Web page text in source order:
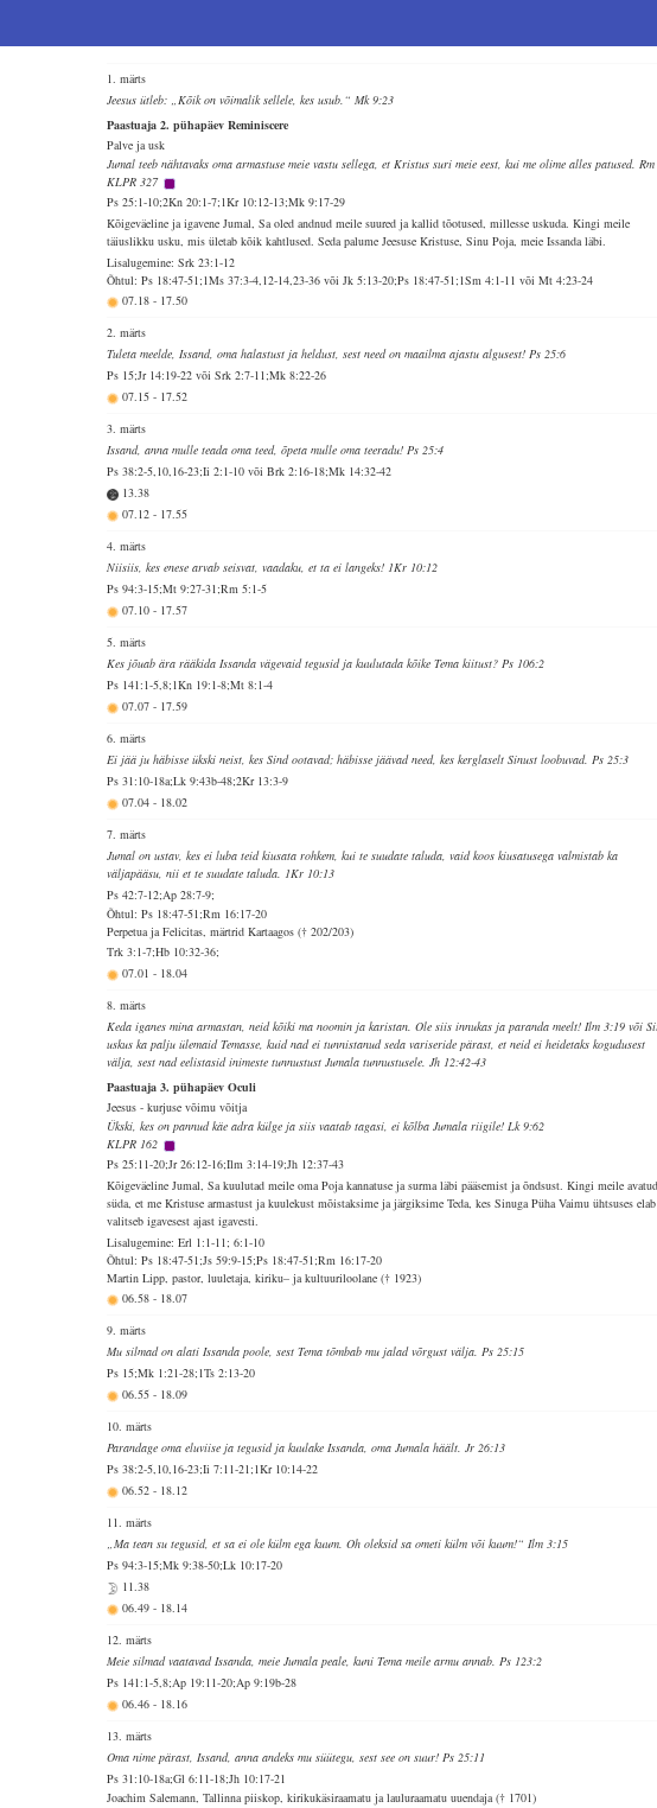
1. märts
Jeesus ütleb: „Kõik on võimalik sellele, kes usub.“ Mk 9:23
Paastuaja 2. pühapäev Reminiscere
Palve ja usk
Jumal teeb nähtavaks oma armastuse meie vastu sellega, et Kristus suri meie eest, kui me olime alles patused.
KLPR 327
Ps 25:1-10;2Kn 20:1-7;1Kr 10:12-13;Mk 9:17-29
Kõigeväeline ja igavene Jumal, Sa oled andnud meile suured ja kallid tõotused, millesse uskuda. Kingi meile
täiuslikku usku, mis ületab kõik kahtlused. Seda palume Jeesuse Kristuse, Sinu Poja, meie Issanda läbi.
Lisalugemine: Srk 23:1-12
Õhtul: Ps 18:47-51;1Ms 37:3-4,12-14,23-36 või Jk 5:13-20;Ps 18:47-51;1Sm 4:1-11 või Mt 4:23-24
07.18- 17.50
2. märts
Tuleta meelde, Issand, oma halastust ja heldust, sest need on maailma ajastu algusest! Ps 25:6
Ps 15;Jr 14:19-22 või Srk 2:7-11;Mk 8:22-26
07.15- 17.52
3. märts
Issand, anna mulle teada oma teed, õpeta mulle oma teeradu! Ps 25:4
Ps 38:2-5,10,16-23;Ii 2:1-10 või Brk 2:16-18;Mk 14:32-42
13.38
07.12- 17.55
4. märts
Niisiis, kes enese arvab seisvat, vaadaku, et ta ei langeks! 1Kr 10:12
Ps 94:3-15;Mt 9:27-31;Rm 5:1-5
07.10- 17.57
5. märts
Kes jõuab ära rääkida Issanda vägevaid tegusid ja kuulutada kõike Tema kiitust? Ps 106:2
Ps 141:1-5,8;1Kn 19:1-8;Mt 8:1-4
07.07- 17.59
6. märts
Ei jää ju häbisse ükski neist, kes Sind ootavad; häbisse jäävad need, kes kerglaselt Sinust loobuvad. Ps 25:3
Ps 31:10-18a;Lk 9:43b-48;2Kr 13:3-9
07.04- 18.02
7. märts
Jumal on ustav, kes ei luba teid kiusata rohkem, kui te suudate taluda, vaid koos kiusatusega valmistab ka
väljapääsu, nii et te suudate taluda. 1Kr 10:13
Ps 42:7-12;Ap 28:7-9;
Õhtul: Ps 18:47-51;Rm 16:17-20
Perpetua ja Felicitas, märtrid Kartaagos († 202/203)
Trk 3:1-7;Hb 10:32-36;
07.01- 18.04
8. märts
Keda iganes mina armastan, neid kõiki ma noomin ja karistan. Ole siis innukas ja paranda meelt! Ilm 3:19 või
uskus ka palju ülemaid Temasse, kuid nad ei tunnistanud seda variseride pärast, et neid ei heidetaks kogudusest
välja, sest nad eelistasid inimeste tunnustust Jumala tunnustusele. Jh 12:42-43
Paastuaja 3. pühapäev Oculi
Jeesus - kurjuse võimu võitja
Ükski, kes on pannud käe adra külge ja siis vaatab tagasi, ei kõlba Jumala riigile! Lk 9:62
KLPR 162
Ps 25:11-20;Jr 26:12-16;Ilm 3:14-19;Jh 12:37-43
Kõigeväeline Jumal, Sa kuulutad meile oma Poja kannatuse ja surma läbi pääsemist ja õndsust. Kingi meile
süda, et me Kristuse armastust ja kuulekust mõistaksime ja järgiksime Teda, kes Sinuga Püha Vaimu ühtsuses
valitseb igavesest ajast igavesti.
Lisalugemine: Erl 1:1-11; 6:1-10
Õhtul: Ps 18:47-51;Js 59:9-15;Ps 18:47-51;Rm 16:17-20
Martin Lipp, pastor, luuletaja, kiriku– ja kultuuriloolane († 1923)
06.58- 18.07
9. märts
Mu silmad on alati Issanda poole, sest Tema tõmbab mu jalad võrgust välja. Ps 25:15
Ps 15;Mk 1:21-28;1Ts 2:13-20
06.55- 18.09
10. märts
Parandage oma eluviise ja tegusid ja kuulake Issanda, oma Jumala häält. Jr 26:13
Ps 38:2-5,10,16-23;Ii 7:11-21;1Kr 10:14-22
06.52- 18.12
11. märts
„Ma tean su tegusid, et sa ei ole külm ega kuum. Oh oleksid sa ometi külm või kuum!“ Ilm 3:15
Ps 94:3-15;Mk 9:38-50;Lk 10:17-20
11.38
06.49- 18.14
12. märts
Meie silmad vaatavad Issanda, meie Jumala peale, kuni Tema meile armu annab. Ps 123:2
Ps 141:1-5,8;Ap 19:11-20;Ap 9:19b-28
06.46- 18.16
13. märts
Oma nime pärast, Issand, anna andeks mu süütegu, sest see on suur! Ps 25:11
Ps 31:10-18a;Gl 6:11-18;Jh 10:17-21
Joachim Salemann, Tallinna piiskop, kirikukäsiraamatu ja lauluraamatu uuendaja († 1701)